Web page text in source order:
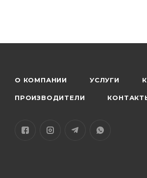
О КОМПАНИИ УСЛУГИ
ПРОИЗВОДИТЕЛИ